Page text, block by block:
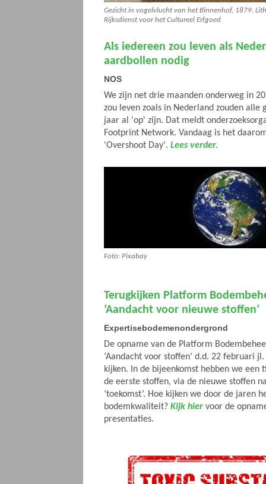
Gezicht in vogelvlucht van het Binnenhof, 1879.
Rijksdienst voor het Cultureel Erfgoed
Als iedereen zou leven als
aardbollen nodig
NOS
We zijn net drie maanden onderweg in
zou leven zoals in Nederland zouden alle
jaar al 'op' zijn. Dat meldt
Footprint Network. Vandaag is het
'Overshoot Day'. Lees verder.
Foto: Pixabay
Terugkijken Platform
‘Aandacht voor nieuwe stoffen’
Expertisebodemenondergrond
De opname van de Platform
‘Aandacht voor stoffen’ d.d. 22 februari
kijken. In de bijeenkomst hebben we een
de eerste stoffen, via de nieuwe stoffen
‘toekomst’. Hoe kijken we door de jaren
bodemkwaliteit? Kijk hier voor de
presentaties.